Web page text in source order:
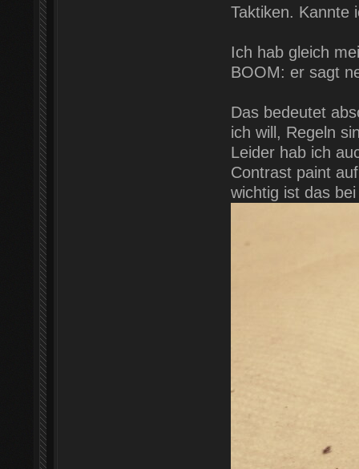
Taktiken. Kannte
Ich hab gleich
BOOM: er sagt
Das bedeutet
ich will, Regeln
Leider hab ich
Contrast paint
wichtig ist das